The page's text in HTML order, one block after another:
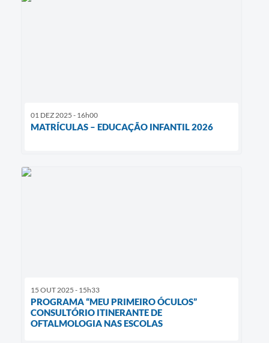
01 DEZ 2025 - 16h00
MATRÍCULAS – EDUCAÇÃO INFANTIL 2026
15 OUT 2025 - 15h33
PROGRAMA “MEU PRIMEIRO ÓCULOS”
CONSULTÓRIO ITINERANTE DE
OFTALMOLOGIA NAS ESCOLAS